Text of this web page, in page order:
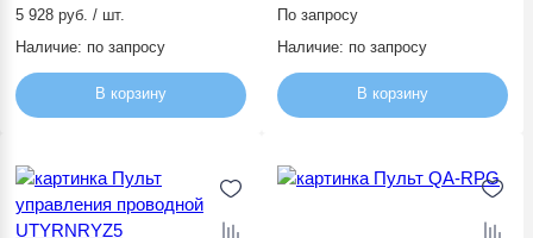
5 928 руб. / шт.
Наличие: по запросу
В корзину
По запросу
Наличие: по запросу
В корзину